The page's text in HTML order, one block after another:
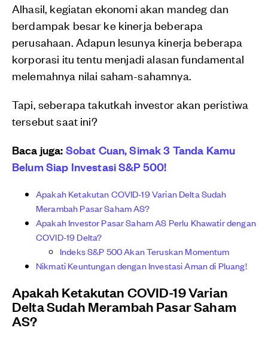
Alhasil, kegiatan ekonomi akan mandeg dan
berdampak besar ke kinerja beberapa
perusahaan. Adapun lesunya kinerja beberapa
korporasi itu tentu menjadi alasan fundamental
melemahnya nilai saham-sahamnya.
Tapi, seberapa takutkah investor akan peristiwa
tersebut saat ini?
Baca juga:Sobat Cuan, Simak 3 Tanda Kamu
Belum Siap Investasi S&P 500!
Apakah Ketakutan COVID-19 Varian Delta Sudah
Merambah Pasar Saham AS?
Apakah Investor Pasar Saham AS Perlu Khawatir dengan
COVID-19 Delta?
Indeks S&P 500 Akan Teruskan Momentum
Nikmati Keuntungan dengan Investasi Aman di Pluang!
Apakah Ketakutan COVID-19 Varian
Delta Sudah Merambah Pasar Saham
AS?